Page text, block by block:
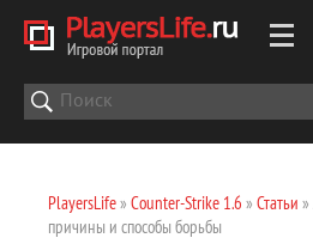
PlayersLife» Counter-Strike 1.6 » Статьи »
причины и способы борьбы